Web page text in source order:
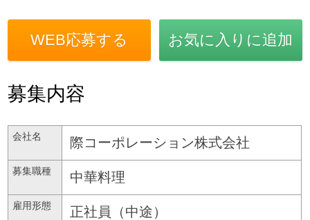
WEB応募する お気に入りに追加
募集内容
会社名 際コーポレーション株式会社
募集職種 中華料理
雇用形態 正社員（中途）